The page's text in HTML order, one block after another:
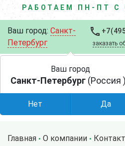
РАБОТАЕМ ПН-ПТ С
Ваш город: Санкт-
Петербург
заказать
Главная О компании
Ваш город
Санкт-Петербург (Россия
Нет Да